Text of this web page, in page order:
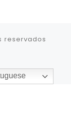
reservados